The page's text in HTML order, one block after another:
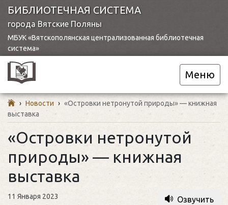
БИБЛИОТЕЧНАЯ СИСТЕМА
города Вятские Поляны
МБУК «Вятскополянская централизованная библиотечная
система»
Меню
› Новости › «Островки нетронутой природы» — книжная
выставка
«Островки нетронутой
природы» — книжная
выставка
11 Января 2023 Озвучить